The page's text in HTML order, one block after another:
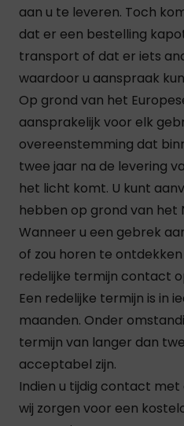
aan u te leveren. Toch
dat er een bestelling
transport of dat er iets
waardoor u aanspraak
Op grond van het
aansprakelijk voor elk
overeenstemming dat
twee jaar na de levering
het licht komt. U kunt
hebben op grond van het
Wanneer u een gebrek
of zou horen te
redelijke termijn contact
Een redelijke termijn is in
maanden. Onder
termijn van langer dan
acceptabel zijn.
Indien u tijdig contact
wij zorgen voor een